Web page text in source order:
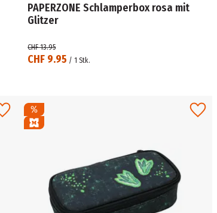
PAPERZONE Schlamperbox rosa mit
Glitzer
CHF 9.95 / 1 Stk.
CHF 13.95